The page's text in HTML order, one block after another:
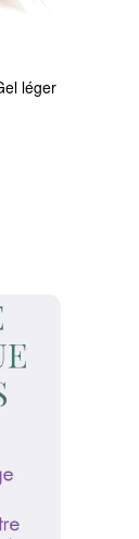
léger